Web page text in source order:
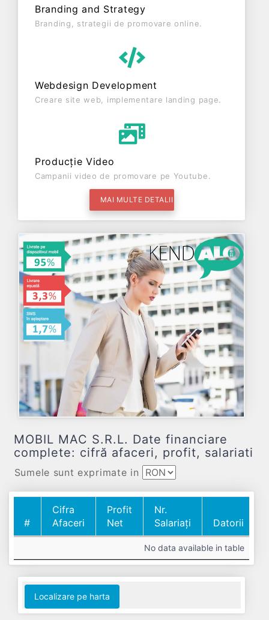
Branding and Strategy
Branding, strategii de promovare online.
Webdesign Development
Creare site web, implementare landing page.
Producție Video
Campanii video de promovare pe Youtube.
MAI MULTE DETALII
MOBIL MAC S.R.L. Date financiare
complete: cifră afaceri, profit, salariati
Sumele sunt exprimate in
#
Cifra
Afaceri
Profit
Net
Nr.
Salariați
Datorii
Afaceri
Net
Nr.
Salariați
Datorii
No data available in table
Localizare pe harta